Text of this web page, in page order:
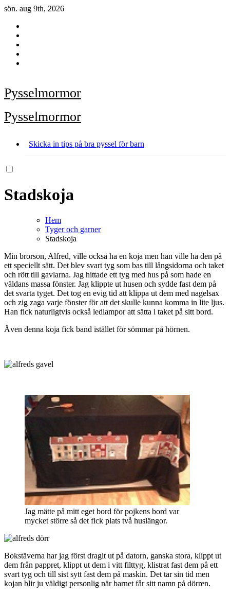
Hoppa
innehåll
sön. aug 9th, 2026
Pysselmormor
Pysselmormor
Skicka in tips på bra pyssel för barn
Stadskoja
Hem
Tyger och garner
Stadskoja
Min brorson, Alfred, ville också ha en koja men han ville ha den på
ett speciellt sätt. Det blev svart tyg som bas till långsidorna och taket
och rött till gavlarna. Jag hittade ett tyg med hus på som hade en
väldans massa fönster. Jag klippte ut husen och sydde fast dem på
det svarta tyget. Det tog en evig tid att klippa ut dem med nagelsax
och zig zaga varje fönster för att det skulle kunna komma in lite ljus.
Han fick naturligtvis också ledlampor att sätta i taket på sitt bord.
Även denna koja fick band istället för sömmar på hörnen.
Jag mätte på mitt eget bord för pojkens bord var
mycket större så det fick plats två huslängor.
Bokstäverna har jag först dragit ut på datorn, ganska stora, klippt ut
dem från pappret, klippt ut dem i vitt filttyg, klistrat fast dem på ett
svart tyg och till sist sytt fast dem på maskin. Det tar sin tid men
kojan blir ju väldigt personlig när barnet får sitt namn på dörren.